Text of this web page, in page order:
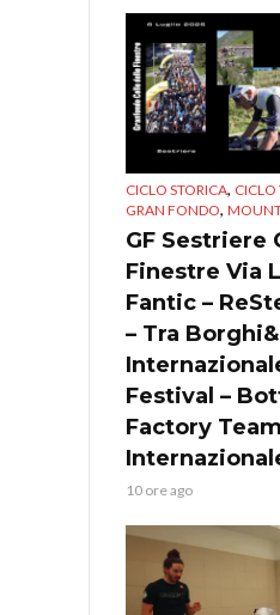
CICLO STORICA, CICLO
GRAN FONDO,
GF Sestriere
Finestre Via
Fantic –
– Tra
Festival –
Factory
10 ore ago